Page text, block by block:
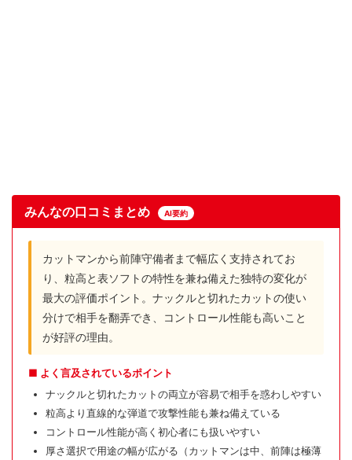
みんなの口コミまとめ AI要約
カットマンから前陣守備者まで幅広く支持されてお
り、粒高と表ソフトの特性を兼ね備えた独特の変化が
最大の評価ポイント。ナックルと切れたカットの使い
分けで相手を翻弄でき、コントロール性能も高いこと
が好評の理由。
■ よく言及されているポイント
ナックルと切れたカットの両立が容易で相手を惑わしやすい
粒高より直線的な弾道で攻撃性能も兼ね備えている
コントロール性能が高く初心者にも扱いやすい
厚さ選択で用途の幅が広がる（カットマンは中、前陣は極薄